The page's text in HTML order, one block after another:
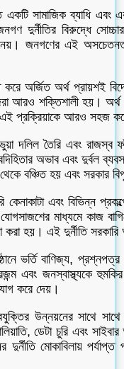
একটি সামাজিক ব্যাধি এবং
দুর্নীতির বিরুদ্ধে
জনগণের এই অসচেতনতা
করে অর্জিত অর্থ প্রায়শই
আরও শক্তিশালী হয়। অর্থ
এই প্রক্রিয়াকে আরও সহজ
দলিল তৈরি এবং রাজস্ব
অভাব এবং দুর্বল
বঞ্চিত হয় এবং সরকার
কেনাকাটা এবং বিভিন্ন
মাধ্যমে কাজ
করা হয়। এই দুর্নীতি
ভর্তি বাণিজ্য,
এবং জনস্বাস্থ্যকে
করে দেয়।
উন্নয়নের সাথে সাথে
ডেটা চুরি এবং সাইবার
দুর্নীতি মোকাবিলায়